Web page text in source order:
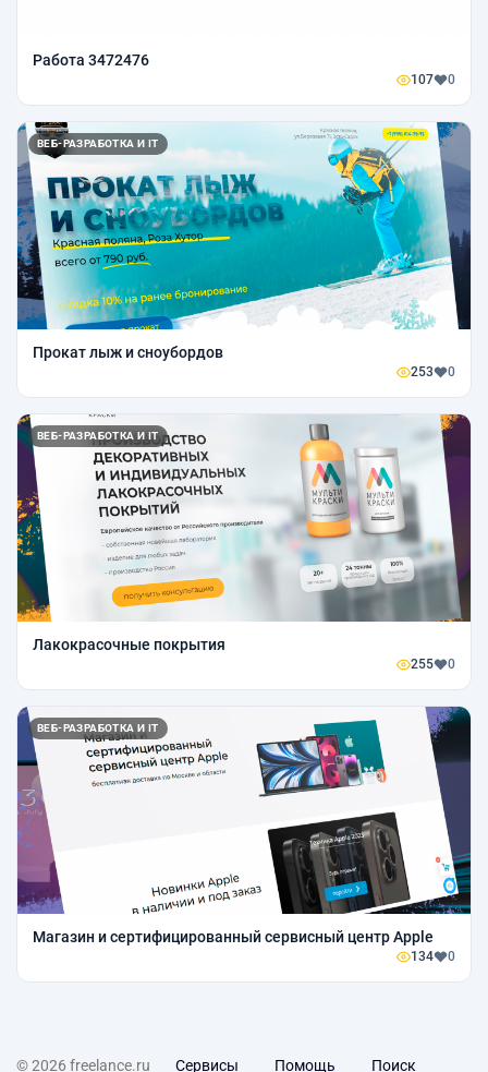
Работа 3472476
107 0
ВЕБ-РАЗРАБОТКА И IT
Прокат лыж и сноубордов
253 0
ВЕБ-РАЗРАБОТКА И IT
Лакокрасочные покрытия
255 0
ВЕБ-РАЗРАБОТКА И IT
Магазин и сертифицированный сервисный центр Apple
134 0
© 2026 freelance.ru Сервисы Помощь Поиск